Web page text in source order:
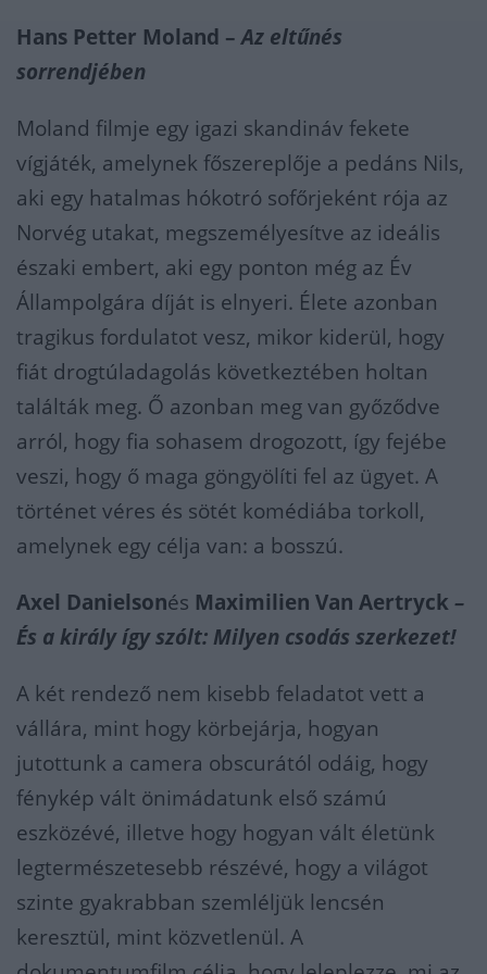
Hans Petter Moland –Az eltűnés
sorrendjében
Moland filmje egy igazi skandináv fekete
vígjáték, amelynek főszereplője a pedáns Nils,
aki egy hatalmas hókotró sofőrjeként rója az
Norvég utakat, megszemélyesítve az ideális
északi embert, aki egy ponton még az Év
Állampolgára díját is elnyeri. Élete azonban
tragikus fordulatot vesz, mikor kiderül, hogy
fiát drogtúladagolás következtében holtan
találták meg. Ő azonban meg van győződve
arról, hogy fia sohasem drogozott, így fejébe
veszi, hogy ő maga göngyölíti fel az ügyet. A
történet véres és sötét komédiába torkoll,
amelynek egy célja van: a bosszú.
Axel Danielsonés Maximilien Van Aertryck –
És a király így szólt: Milyen csodás szerkezet!
A két rendező nem kisebb feladatot vett a
vállára, mint hogy körbejárja, hogyan
jutottunk a camera obscurától odáig, hogy
fénykép vált önimádatunk első számú
eszközévé, illetve hogy hogyan vált életünk
legtermészetesebb részévé, hogy a világot
szinte gyakrabban szemléljük lencsén
keresztül, mint közvetlenül. A